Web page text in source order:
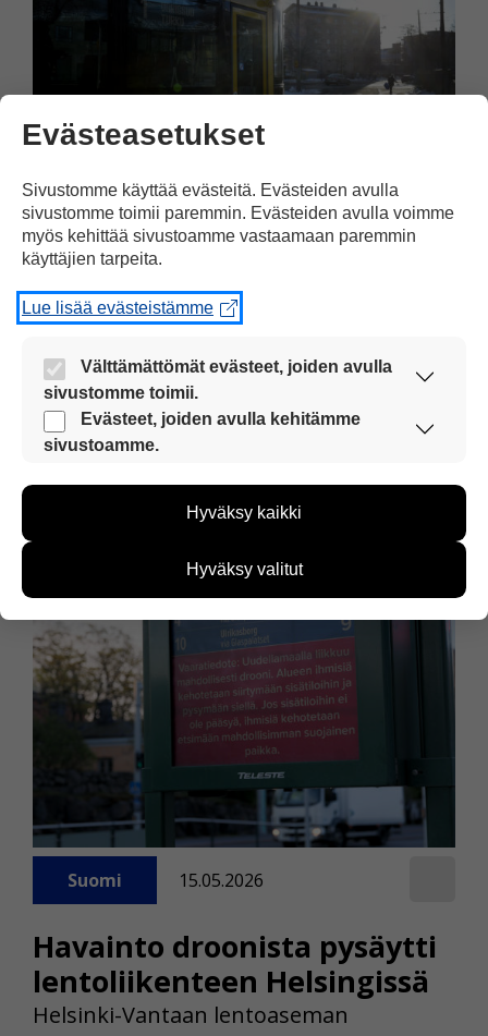
Turkuun tulee raitiotie
Suomi 21.05.2026
Turku saa raitiovaunun eli ratikan. Reitti
kulkee Turun satamasta Varisssuolle.
Raitiovaunuliikenne käynnistyy
aikaisintaan vuonna 2033. Ratikka
liikennöi Turussa viimeksi vuonna 1972.
Havainto droonista pysäytti
lentoliikenteen Helsingissä
Suomi 15.05.2026
Helsinki-Vantaan lentoaseman
Evästeasetukset
Sivustomme käyttää evästeitä. Evästeiden avulla
sivustomme toimii paremmin. Evästeiden avulla voimme
myös kehittää sivustoamme vastaamaan paremmin
käyttäjien tarpeita.
Lue lisää evästeistämme
Välttämättömät evästeet, joiden avulla
sivustomme toimii.
Nämä evästeet ovat aina käytössä, jotta
sivustoamme voi käyttää sujuvasti ja turvallisesti.
Evästeet, joiden avulla kehitämme
sivustoamme.
kehittää sivustoamme vastaamaan paremmin
kävijämääristä ja siitä, mitä sivuja käytetään ja
miten sivuilla liikutaan. Emme kuitenkaan kerää
yksittäiseen käyttäjään.
Voit valita, hyväksytkö näiden evästeiden käytön.
Hyväksy kaikki
Hyväksy valitut